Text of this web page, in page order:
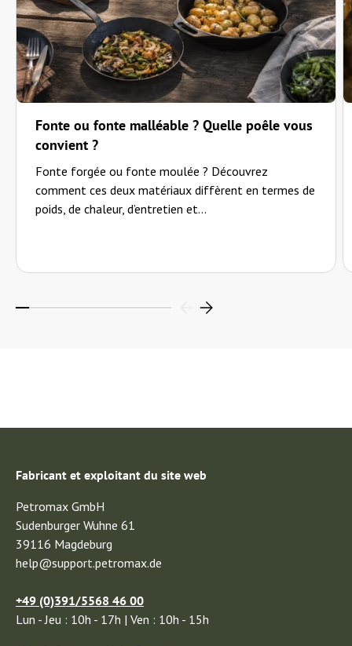
Lampenbaumhalterung
"einfache, aber wirkungsvolle Idee! Man kann auch andere Sachen aufhängen. . ."
Ralf P.(5/5
Einfach simpel
Gero W.(5/5)
Hochwertig
Stützen etc. gut und sicher befestigen lässt."
Q&A
Fonte ou fonte malléable ? Quelle poêle vous
convient ?
Fonte forgée ou fonte moulée ? Découvrez
comment ces deux matériaux diffèrent en termes de
poids, de chaleur, d’entretien et...
Fabricant et exploitant du site web
Petromax GmbH
Sudenburger Wuhne 61
39116 Magdeburg
help@support.petromax.de
+49 (0)391/5568 46 00
Lun - Jeu : 10h - 17h | Ven : 10h - 15h